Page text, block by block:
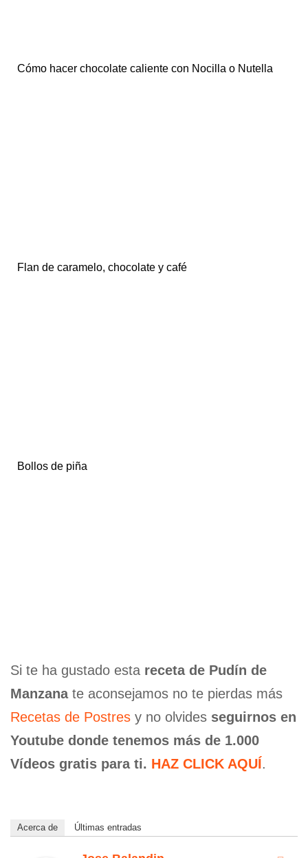
Cómo hacer chocolate caliente con Nocilla o Nutella
Flan de caramelo, chocolate y café
Bollos de piña
Si te ha gustado esta receta de Pudín de
Manzanate aconsejamos no te pierdas más
Recetas de Postres y no olvides seguirnos en
Youtube donde tenemos más de 1.000
Vídeos gratis para ti. HAZ CLICK AQUÍ.
Acerca de Últimas entradas